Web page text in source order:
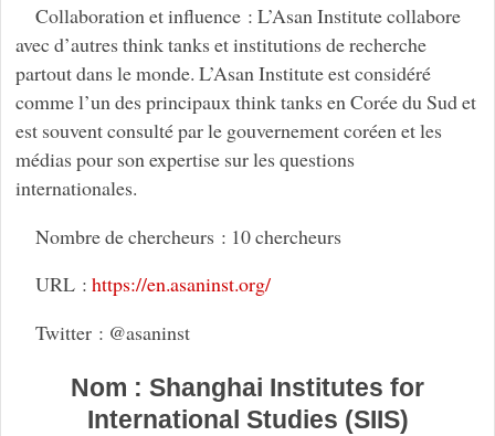
Collaboration et influence : L’Asan Institute collabore
avec d’autres think tanks et institutions de recherche
partout dans le monde. L’Asan Institute est considéré
comme l’un des principaux think tanks en Corée du Sud et
est souvent consulté par le gouvernement coréen et les
médias pour son expertise sur les questions
internationales.
Nombre de chercheurs : 10 chercheurs
URL : https://en.asaninst.org/
Twitter : @asaninst
Nom : Shanghai Institutes for
International Studies (SIIS)